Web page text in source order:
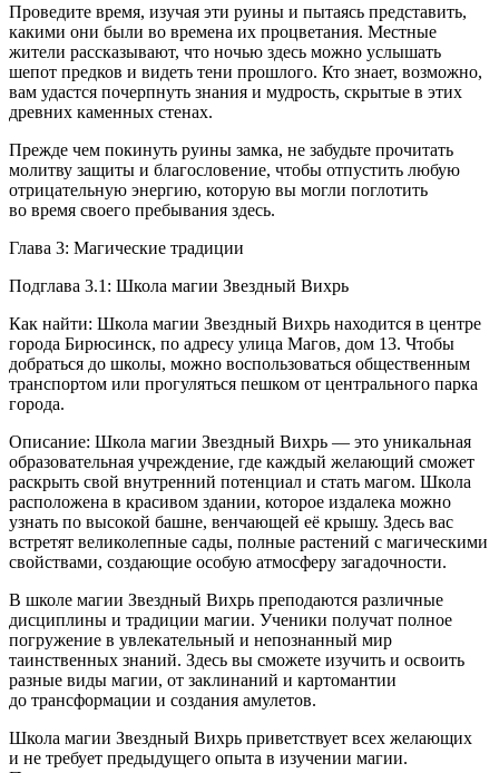
Проведите время, изучая эти руины и пытаясь представить,
какими они были во времена их процветания. Местные
жители рассказывают, что ночью здесь можно услышать
шепот предков и видеть тени прошлого. Кто знает, возможно,
вам удастся почерпнуть знания и мудрость, скрытые в этих
древних каменных стенах.
Прежде чем покинуть руины замка, не забудьте прочитать
молитву защиты и благословение, чтобы отпустить любую
отрицательную энергию, которую вы могли поглотить
во время своего пребывания здесь.
Глава 3: Магические традиции
Подглава 3.1: Школа магии Звездный Вихрь
Как найти: Школа магии Звездный Вихрь находится в центре
города Бирюсинск, по адресу улица Магов, дом 13. Чтобы
добраться до школы, можно воспользоваться общественным
транспортом или прогуляться пешком от центрального парка
города.
Описание: Школа магии Звездный Вихрь — это уникальная
образовательная учреждение, где каждый желающий сможет
раскрыть свой внутренний потенциал и стать магом. Школа
расположена в красивом здании, которое издалека можно
узнать по высокой башне, венчающей её крышу. Здесь вас
встретят великолепные сады, полные растений с магическими
свойствами, создающие особую атмосферу загадочности.
В школе магии Звездный Вихрь преподаются различные
дисциплины и традиции магии. Ученики получат полное
погружение в увлекательный и непознанный мир
таинственных знаний. Здесь вы сможете изучить и освоить
разные виды магии, от заклинаний и картомантии
до трансформации и создания амулетов.
Школа магии Звездный Вихрь приветствует всех желающих
и не требует предыдущего опыта в изучении магии.